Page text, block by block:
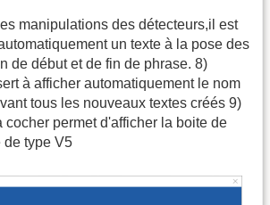
manipulations des détecteurs,il est
un texte à la pose des
de début et de fin de phrase. 8)
à afficher automatiquement le nom
tous les nouveaux textes créés 9)
cocher permet d'afficher la boite de
type V5